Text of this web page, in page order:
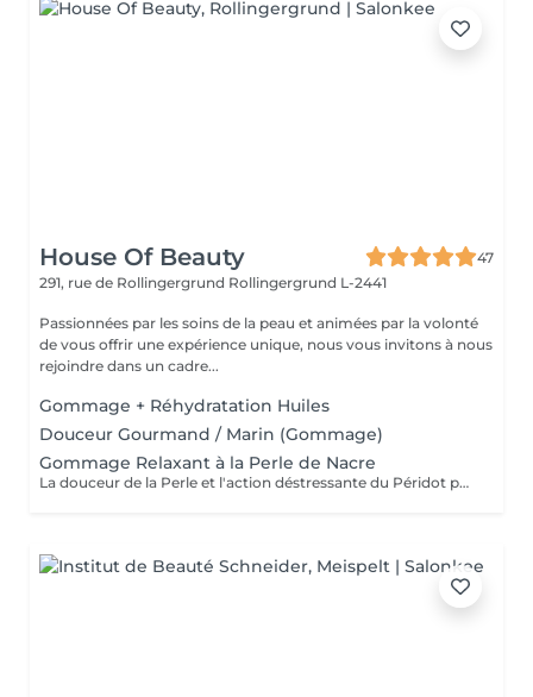
House Of Beauty
47
291, rue de Rollingergrund Rollingergrund L-2441
Passionnées par les soins de la peau et animées par la volonté
de vous offrir une expérience unique, nous vous invitons à nous
rejoindre dans un cadre...
Gommage + Réhydratation Huiles
Douceur Gourmand / Marin (Gommage)
Gommage Relaxant à la Perle de Nacre
La douceur de la Perle et l'action déstressante du Péridot pour affiner le grain de peau. Le corps est détendu et la peau est douce.